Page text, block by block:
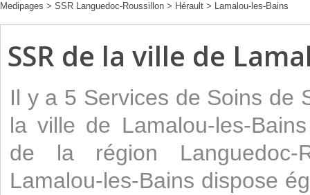
Medipages > SSR Languedoc-Roussillon > Hérault > Lamalou-les-Bains
SSR de la ville de
Il y a 5 Services de Soins de
la ville de Lamalou-les-
de la région
Lamalou-les-Bains dispose